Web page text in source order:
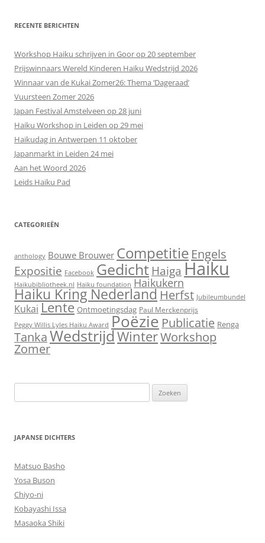
RECENTE BERICHTEN
Workshop Haiku schrijven in Goor op 20 september
Prijswinnaars Wereld Kinderen Haiku Wedstrijd 2026
Winnaar van de Kukai Zomer26: Thema ‘Dageraad’
Vuursteen Zomer 2026
Japan Festival Amstelveen op 28 juni
Haiku Workshop in Leiden op 29 mei
Haikudag in Antwerpen 11 oktober
Japanmarkt in Leiden 24 mei
Aan het Woord 2026
Leids Haiku Pad
CATEGORIEËN
anthology Bouwe Brouwer Competitie Engels
Expositie Facebook Gedicht Haiga Haiku
Haikubibliotheek.nl Haiku foundation Haikukern
Haiku Kring Nederland Herfst Jubileumbundel
Kukai Lente Ontmoetingsdag Paul Merckenprijs
Peggy Willis Lyles Haiku Award Poëzie Publicatie Renga
TankaWedstrijdWinterWorkshop
Zomer
naar:
JAPANSE DICHTERS
Matsuo Basho
Yosa Buson
Chiyo-ni
Kobayashi Issa
Masaoka Shiki